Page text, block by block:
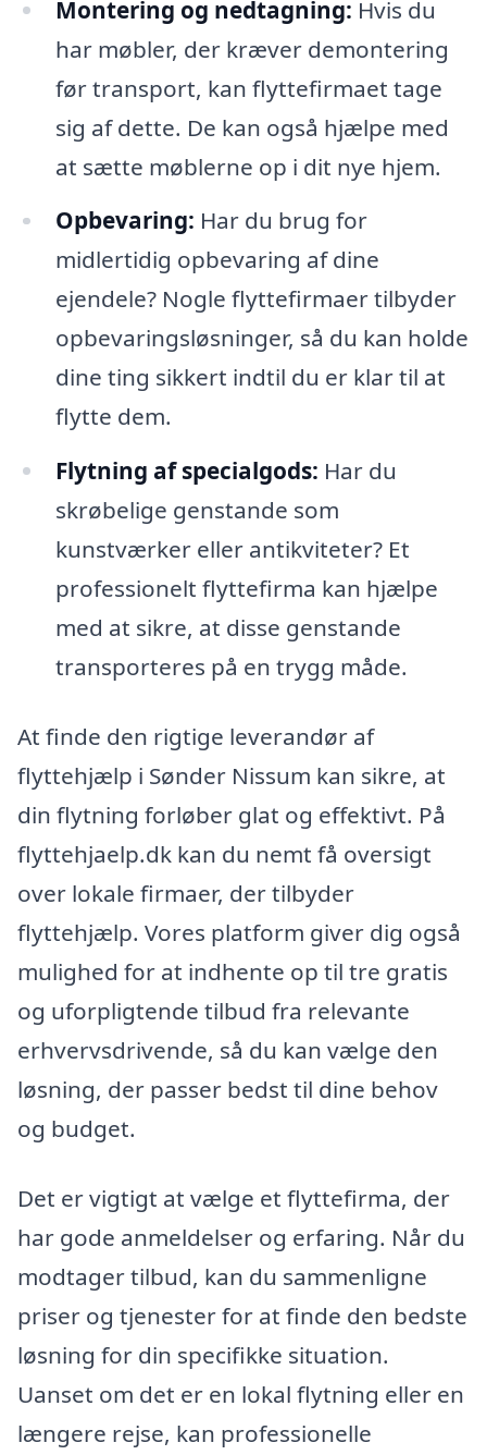
Montering og nedtagning: Hvis du
har møbler, der kræver demontering
før transport, kan flyttefirmaet tage
sig af dette. De kan også hjælpe med
at sætte møblerne op i dit nye hjem.
Opbevaring: Har du brug for
midlertidig opbevaring af dine
ejendele? Nogle flyttefirmaer tilbyder
opbevaringsløsninger, så du kan holde
dine ting sikkert indtil du er klar til at
flytte dem.
Flytning af specialgods: Har du
skrøbelige genstande som
kunstværker eller antikviteter? Et
professionelt flyttefirma kan hjælpe
med at sikre, at disse genstande
transporteres på en trygg måde.
At finde den rigtige leverandør af
flyttehjælp i Sønder Nissum kan sikre, at
din flytning forløber glat og effektivt. På
flyttehjaelp.dk kan du nemt få oversigt
over lokale firmaer, der tilbyder
flyttehjælp. Vores platform giver dig også
mulighed for at indhente op til tre gratis
og uforpligtende tilbud fra relevante
erhvervsdrivende, så du kan vælge den
løsning, der passer bedst til dine behov
og budget.
Det er vigtigt at vælge et flyttefirma, der
har gode anmeldelser og erfaring. Når du
modtager tilbud, kan du sammenligne
priser og tjenester for at finde den bedste
løsning for din specifikke situation.
Uanset om det er en lokal flytning eller en
længere rejse, kan professionelle